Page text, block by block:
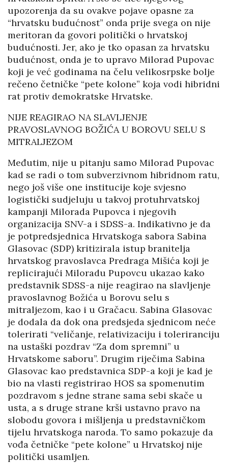
upozorenja da su ovakve pojave opasne za
“hrvatsku budućnost” onda prije svega on nije
meritoran da govori politički o hrvatskoj
budućnosti. Jer, ako je tko opasan za hrvatsku
budućnost, onda je to upravo Milorad Pupovac
koji je već godinama na čelu velikosrpske bolje
rečeno četničke “pete kolone” koja vodi hibridni
rat protiv demokratske Hrvatske.
NIJE REAGIRAO NA SLAVLJENJE
PRAVOSLAVNOG BOŽIĆA U BOROVU SELU S
MITRALJEZOM
Međutim, nije u pitanju samo Milorad Pupovac
kad se radi o tom subverzivnom hibridnom ratu,
nego još više one institucije koje svjesno
logistički sudjeluju u takvoj protuhrvatskoj
kampanji Milorada Pupovca i njegovih
organizacija SNV-a i SDSS-a. Indikativno je da
je potpredsjednica Hrvatskoga sabora Sabina
Glasovac (SDP) kritizirala istup branitelja
hrvatskog pravoslavca Predraga Mišića koji je
replicirajući Miloradu Pupovcu ukazao kako
predstavnik SDSS-a nije reagirao na slavljenje
pravoslavnog Božića u Borovu selu s
mitraljezom, kao i u Gračacu. Sabina Glasovac
je dodala da dok ona predsjeda sjednicom neće
tolerirati “veličanje, relativizaciju i toleriranciju
na ustaški pozdrav “Za dom spremni” u
Hrvatskome saboru”. Drugim riječima Sabina
Glasovac kao predstavnica SDP-a koji je kad je
bio na vlasti registrirao HOS sa spomenutim
pozdravom s jedne strane sama sebi skače u
usta, a s druge strane krši ustavno pravo na
slobodu govora i mišljenja u predstavničkom
tijelu hrvatskoga naroda. To samo pokazuje da
vođa četničke “pete kolone” u Hrvatskoj nije
politički usamljen.